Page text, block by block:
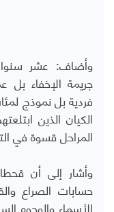
وأضاف: عشر
جريمة الإخفاء
فردية بل نموذج
الكيان الذين
المراحل قسوة في
وأشار إلى أن
حسابات الصراع
الأسماء والوجوه